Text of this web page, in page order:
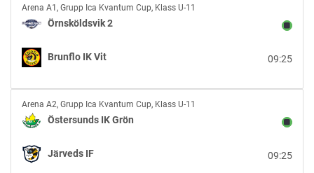
Örnsköldsvik
2
Brunflo
IK
Arena A1 , Grupp Ica Kvantum Cup, Klass U-11
Örnsköldsvik 2
Brunflo IK Vit 09:25
Östersunds
IK
Grön
vs
Järveds
Arena A2, Grupp Ica Kvantum Cup, Klass U-11
Östersunds IK Grön
Järveds IF 09:25